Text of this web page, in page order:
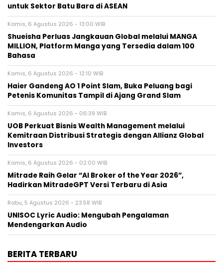
untuk Sektor Batu Bara di ASEAN
Kamis, 6 Agustus 2026 - 13:00 WIB
Shueisha Perluas Jangkauan Global melalui MANGA
MILLION, Platform Manga yang Tersedia dalam 100
Bahasa
Kamis, 6 Agustus 2026 - 12:10 WIB
Haier Gandeng AO 1 Point Slam, Buka Peluang bagi
Petenis Komunitas Tampil di Ajang Grand Slam
Kamis, 6 Agustus 2026 - 06:39 WIB
UOB Perkuat Bisnis Wealth Management melalui
Kemitraan Distribusi Strategis dengan Allianz Global
Investors
Kamis, 6 Agustus 2026 - 02:00 WIB
Mitrade Raih Gelar “AI Broker of the Year 2026”,
Hadirkan MitradeGPT Versi Terbaru di Asia
Rabu, 5 Agustus 2026 - 23:58 WIB
UNISOC Lyric Audio: Mengubah Pengalaman
Mendengarkan Audio
BERITA TERBARU